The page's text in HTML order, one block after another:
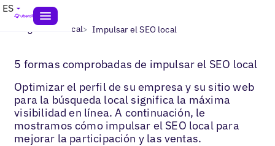
ES
Blogs> SEO local> Impulsar el SEO local
5 formas comprobadas de impulsar el SEO local
Optimizar el perfil de su empresa y su sitio web
para la búsqueda local significa la máxima
visibilidad en línea. A continuación, le
mostramos cómo impulsar el SEO local para
mejorar la participación y las ventas.